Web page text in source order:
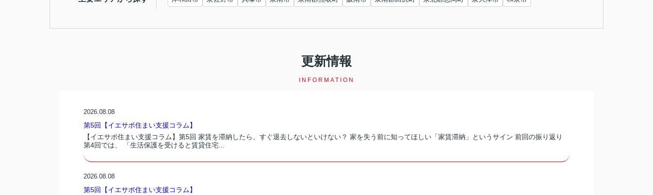
更新情報
INFORMATION
2026.08.08
第5回【イエサポ住まい支援コラム】
【イエサポ住まい支援コラム】第5回 家賃を滞納したら、すぐ退去しないといけない？ 家を失う前に知ってほしい「家賃滞納」というサイン 前回の振り返り
第4回では、 「生活保護を受けると賃貸住宅...
2026.08.08
第5回【イエサポ住まい支援コラム】